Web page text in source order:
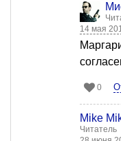
14 мая
0
Mike
Читатель